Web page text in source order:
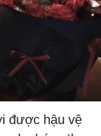
được hậu vệ